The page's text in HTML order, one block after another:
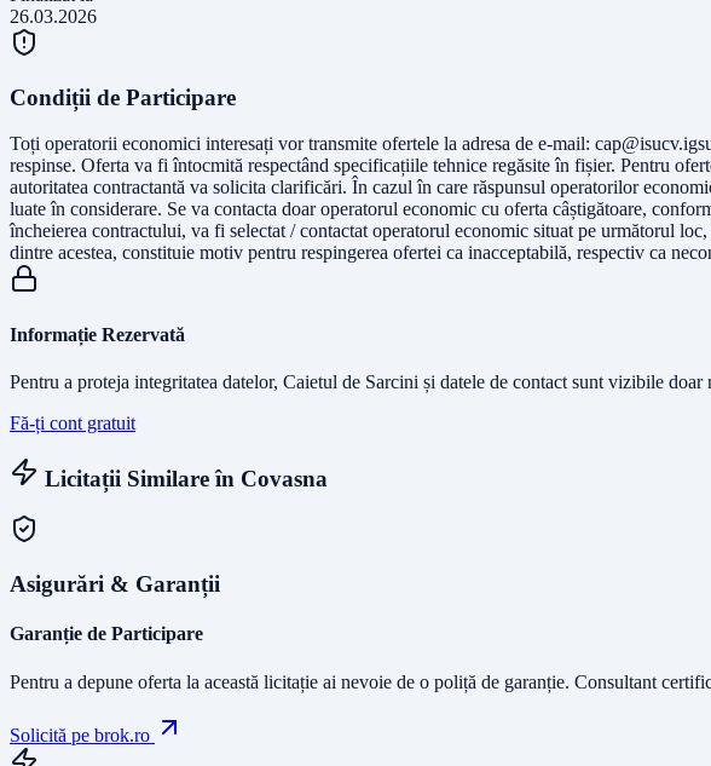
26.03.2026
Condiții de Participare
Toți operatorii economici interesați vor transmite ofertele la adresa de e-mail:
respinse. Oferta va fi întocmită respectând specificațiile tehnice regăsite în fișier. Pentru
autoritatea contractantă va solicita clarificări. În cazul în care răspunsul operatorilor
luate în considerare. Se va contacta doar operatorul economic cu oferta câștigătoare,
încheierea contractului, va fi selectat / contactat operatorul economic situat pe următorul
dintre acestea, constituie motiv pentru respingerea ofertei ca inacceptabilă, respectiv ca
Informație Rezervată
Pentru a proteja integritatea datelor, Caietul de Sarcini și datele de contact sunt vizibile
Fă-ți cont gratuit
Licitații Similare în Covasna
Asigurări & Garanții
Garanție de Participare
Pentru a depune oferta la această licitație ai nevoie de o poliță de garanție. Consultant
Solicită pe brok.ro